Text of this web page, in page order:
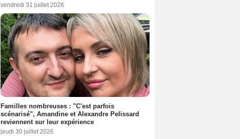
vendredi 31 juillet 2026
Familles nombreuses : "C'est parfois
scénarisé", Amandine et Alexandre Pelissard
reviennent sur leur expérience
jeudi 30 juillet 2026